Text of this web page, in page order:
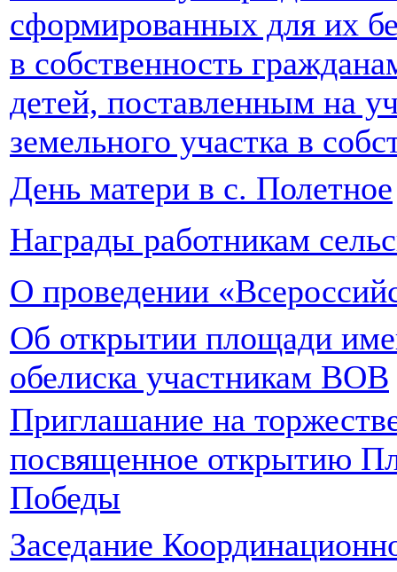
сформированных для их
в собственность
детей, поставленным на
земельного участка в
День матери в с. Полетное
Награды работникам
О проведении
Об открытии площади
обелиска участникам ВОВ
Приглашание на
посвященное открытию
Победы
Заседание